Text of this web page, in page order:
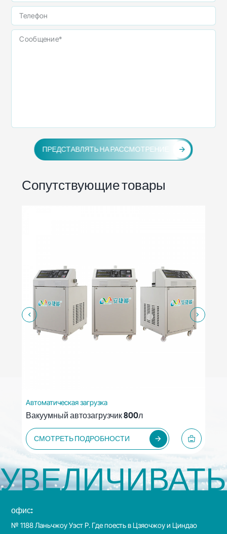
ПРЕДСТАВЛЯТЬ НА РАССМОТРЕНИЕ
Сопутствующие товары
Автоматическая загрузка
Вакуумный автозагрузчик 800л
СМОТРЕТЬ ПОДРОБНОСТИ
УВЕЛИЧИВАТЬ
офис:
№ 1188 Ланьчжоу Уэст Р. Где поесть в Цзяочжоу и Циндао